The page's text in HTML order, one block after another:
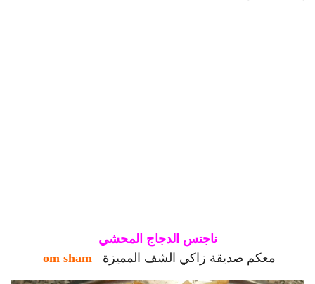
ناجتس الدجاج المحشي
معكم صديقة زاكي الشف المميزة